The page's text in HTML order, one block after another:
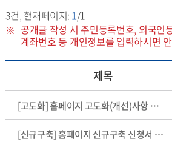
3건, 현재페이지: 1/1
공개글 작성 시 주민등록번호, 외국인
계좌번호 등 개인정보를 입력하시면
제목
[고도화] 홈페이지 고도화(개선)사항 신청서 양식
[신규구축] 홈페이지 신규구축 신청서 양식 : 학과/전공